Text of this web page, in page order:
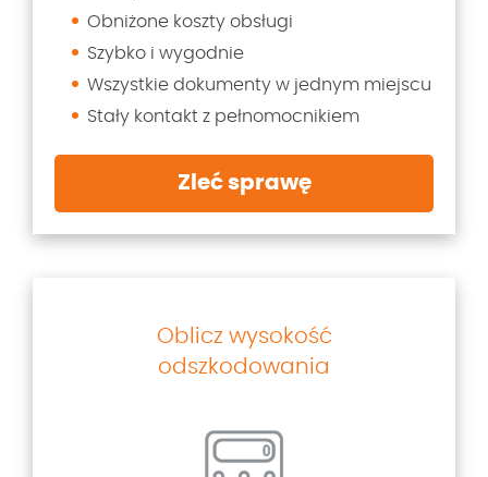
Obniżone koszty obsługi
Szybko i wygodnie
Wszystkie dokumenty w jednym miejscu
Stały kontakt z pełnomocnikiem
Zleć sprawę
Oblicz wysokość
odszkodowania